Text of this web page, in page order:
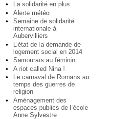
La solidarité en plus
Alerte météo
Semaine de solidarité
internationale à
Aubervilliers
L’état de la demande de
logement social en 2014
Samouraïs au féminin
A riot called Nina !
Le carnaval de Romans au
temps des guerres de
religion
Aménagement des
espaces publics de l’école
Anne Sylvestre